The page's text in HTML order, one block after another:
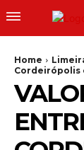
Home
Cordeirópolis